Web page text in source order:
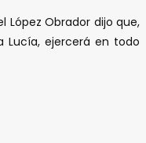
López Obrador dijo que,
Lucía, ejercerá en todo